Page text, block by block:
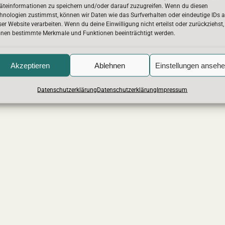
zu speichern und/oder darauf zuzugreifen. Wenn du diesen
zustimmst, können wir Daten wie das Surfverhalten oder eindeutige IDs
Website verarbeiten. Wenn du deine Einwilligung nicht erteilst oder zurückziehst,
bestimmte Merkmale und Funktionen beeinträchtigt werden.
Akzeptieren Ablehnen Einstellungen
DatenschutzerklärungDatenschutzerklärungImpressum
NewsletterDatenschutzImpressumErklärung zur